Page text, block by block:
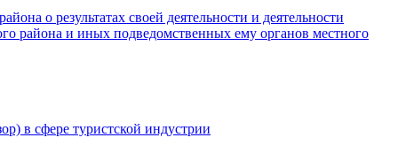
о результатах своей деятельности и деятельности
района и иных подведомственных ему органов местного
в сфере туристской индустрии